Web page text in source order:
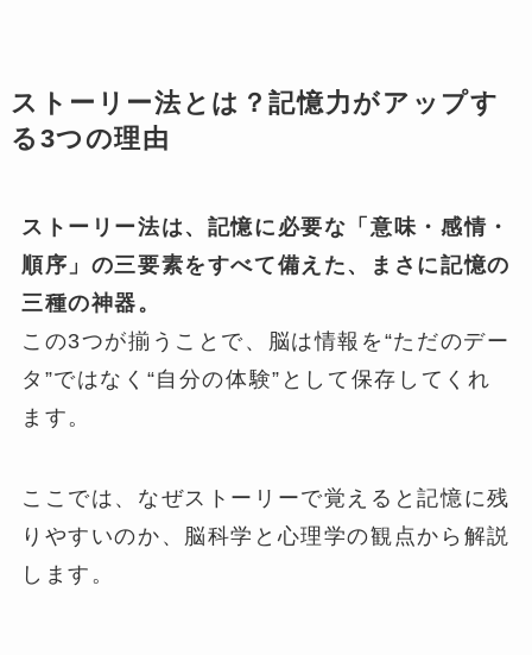
ストーリー法とは？記憶力がアップす
る3つの理由
ストーリー法は、記憶に必要な「意味・感情・
順序」の三要素をすべて備えた、まさに記憶の
三種の神器。
この3つが揃うことで、脳は情報を“ただのデー
タ”ではなく“自分の体験”として保存してくれ
ます。
ここでは、なぜストーリーで覚えると記憶に残
りやすいのか、脳科学と心理学の観点から解説
します。